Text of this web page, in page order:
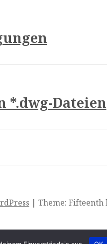
*.dwg-Dateien
| Theme: Fifteenth